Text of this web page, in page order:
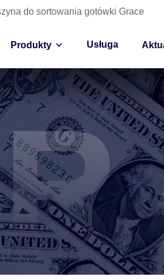
do sortowania gotówki Grace
Produkty Usługa